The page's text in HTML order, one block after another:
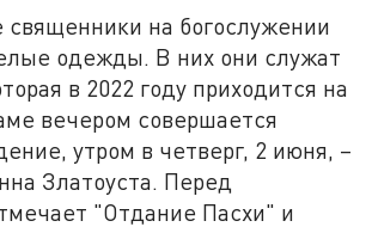
на богослужении
одежды. В них они служат
в 2022 году приходится на
вечером совершается
утром в четверг, 2 июня, –
Златоуста. Перед
"Отдание Пасхи" и